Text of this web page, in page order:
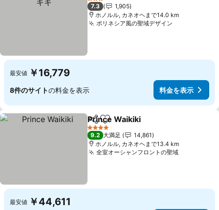
3 ホテルのランク
7.3
1,905
ホノルル, カネオヘまで14.0 km
ポリネシア風の聖域デザイン
最安値 ￥16,779
8件のサイトの料金を表示 料金を表示
シェアお気に入りに追加
Prince Waikiki
4 ホテルのランク
9.2 大満足
14,861
ホノルル, カネオヘまで13.4 km
全室オーシャンフロントの聖域料金を表示
最安値 ￥44,611